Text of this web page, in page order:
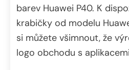
barev Huawei P40. K
krabičky od modelu
si můžete všimnout, že
logo obchodu s